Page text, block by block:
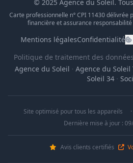
© 2025 Agence du Soleil.
Carte professionnelle n° CPI 11430 délivrée
financière et assurance
Mentions légalesConfidentialité
Politique de traitement des
Agence du Soleil · Agence du Soleil
Soleil 34 ·
Site optimisé pour tous les appareils ·
Dernière mise à jour :
Avis clients certifiés